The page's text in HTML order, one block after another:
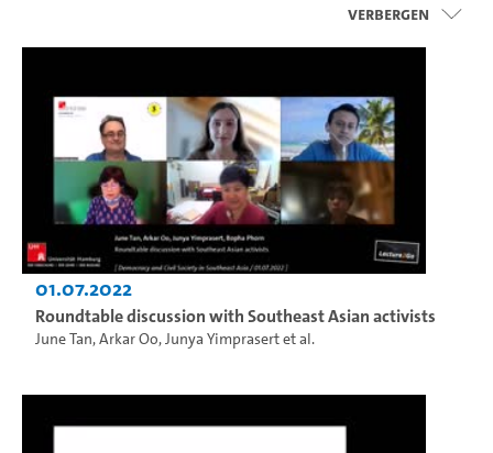
Verbergen
01.07.2022
Roundtable discussion with Southeast Asian activists
June Tan,Arkar Oo,Junya Yimprasertet al.